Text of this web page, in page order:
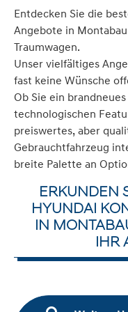
Entdecken Sie die
Angebote in
Traumwagen.
Unser vielfältiges
fast keine Wünsche
Ob Sie ein
technologischen
preiswertes, aber
Gebrauchtfahrzeug
breite Palette an
ERKUNDEN
HYUNDAI
IN
IHR